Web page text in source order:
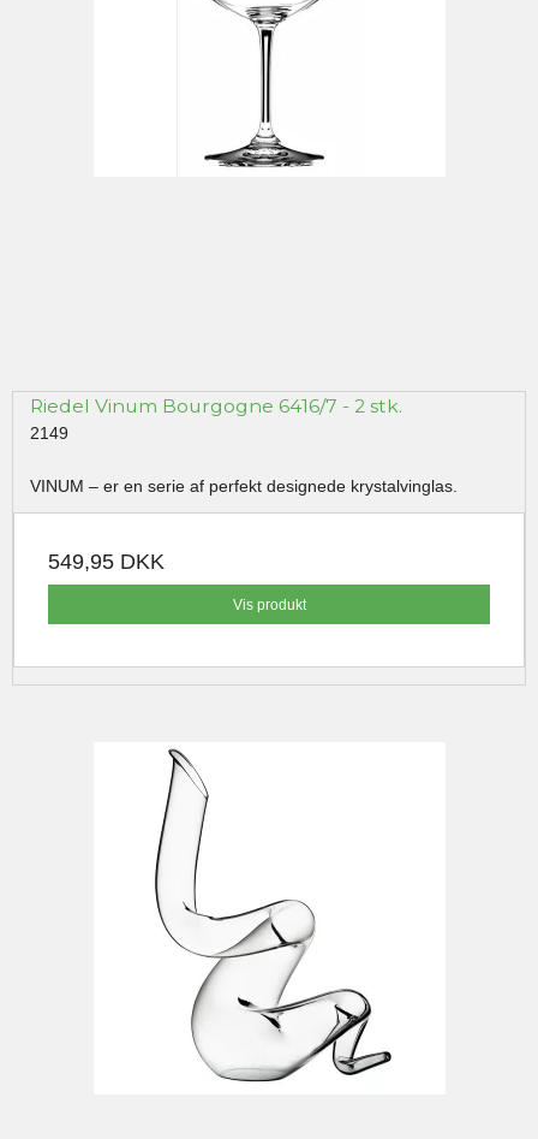
Riedel Vinum Bourgogne 6416/7 - 2 stk.
2149
VINUM – er en serie af perfekt designede krystalvinglas.
549,95 DKK
Vis produkt